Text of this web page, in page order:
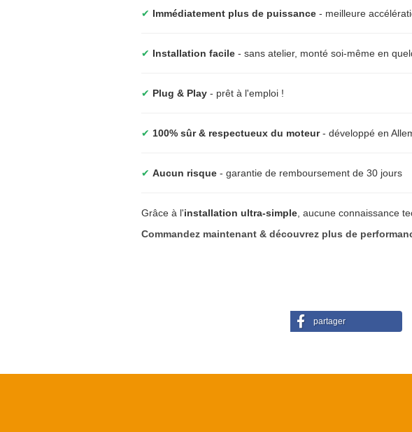
✔ Immédiatement plus de puissance - meilleure
✔ Installation facile - sans atelier, monté soi-même en
✔ Plug & Play - prêt à l'emploi !
✔ 100% sûr & respectueux du moteur- développé en
✔ Aucun risque - garantie de remboursement de 30 jours
Grâce à l'installation ultra-simple , aucune connaissance
Commandez maintenant & découvrez plus de
partager